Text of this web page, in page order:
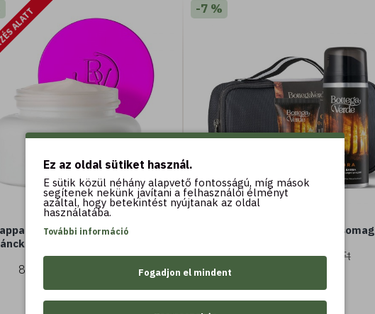
ALATT
50 ML
és éjszakai arckrém -
és megelőzés -
retinol hatás - magas
(50 ml) - minden
8.990 Ft
-7 %
Nero d'Ambra ajándékcsomag
11.590 Ft 12.490 Ft
Ez az oldal sütiket használ.
E sütik közül néhány alapvető fontosságú, míg mások
segítenek nekünk javítani a felhasználói élményt
azáltal, hogy betekintést nyújtanak az oldal
használatába.
További információ
Fogadjon el mindent